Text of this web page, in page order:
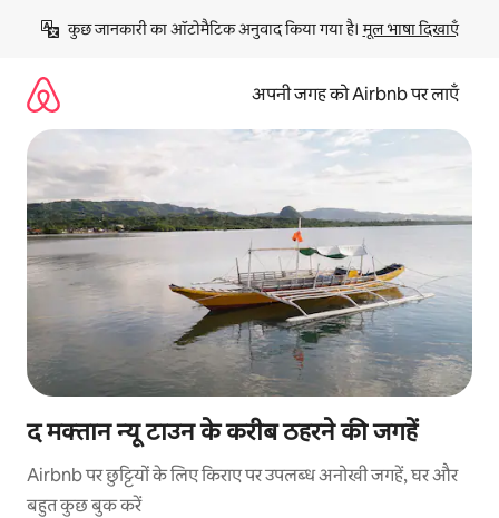
छोड़कर
कॉन्टेंट
कुछ जानकारी का ऑटोमैटिक अनुवाद किया गया है। मूल भाषा दिखाएँ
अपनी जगह को Airbnb पर लाएँ
द मक्तान न्यू टाउन के करीब ठहरने की जगहें
Airbnb पर छुट्टियों के लिए किराए पर उपलब्ध अनोखी जगहें, घर और
बहुत कुछ बुक करें